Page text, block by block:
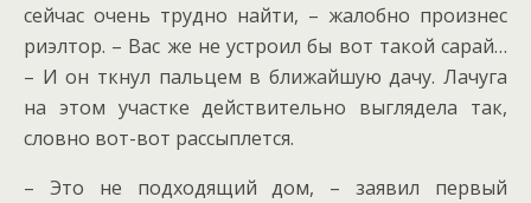
сейчас очень трудно найти, – жалобно произнес
риэлтор. – Вас же не устроил бы вот такой сарай…
– И он ткнул пальцем в ближайшую дачу. Лачуга
на этом участке действительно выглядела так,
словно вот-вот рассыплется.
– Это не подходящий дом, – заявил первый